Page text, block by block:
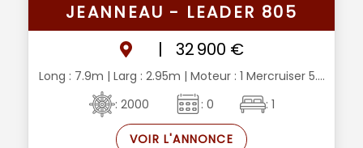
JEANNEAU - LEADER 805
|
32 900 €
Long : 7.9m | Larg : 2.95m | Moteur : 1 Mercruiser 5....
: 2000
: 0 : 1
VOIR L'ANNONCE